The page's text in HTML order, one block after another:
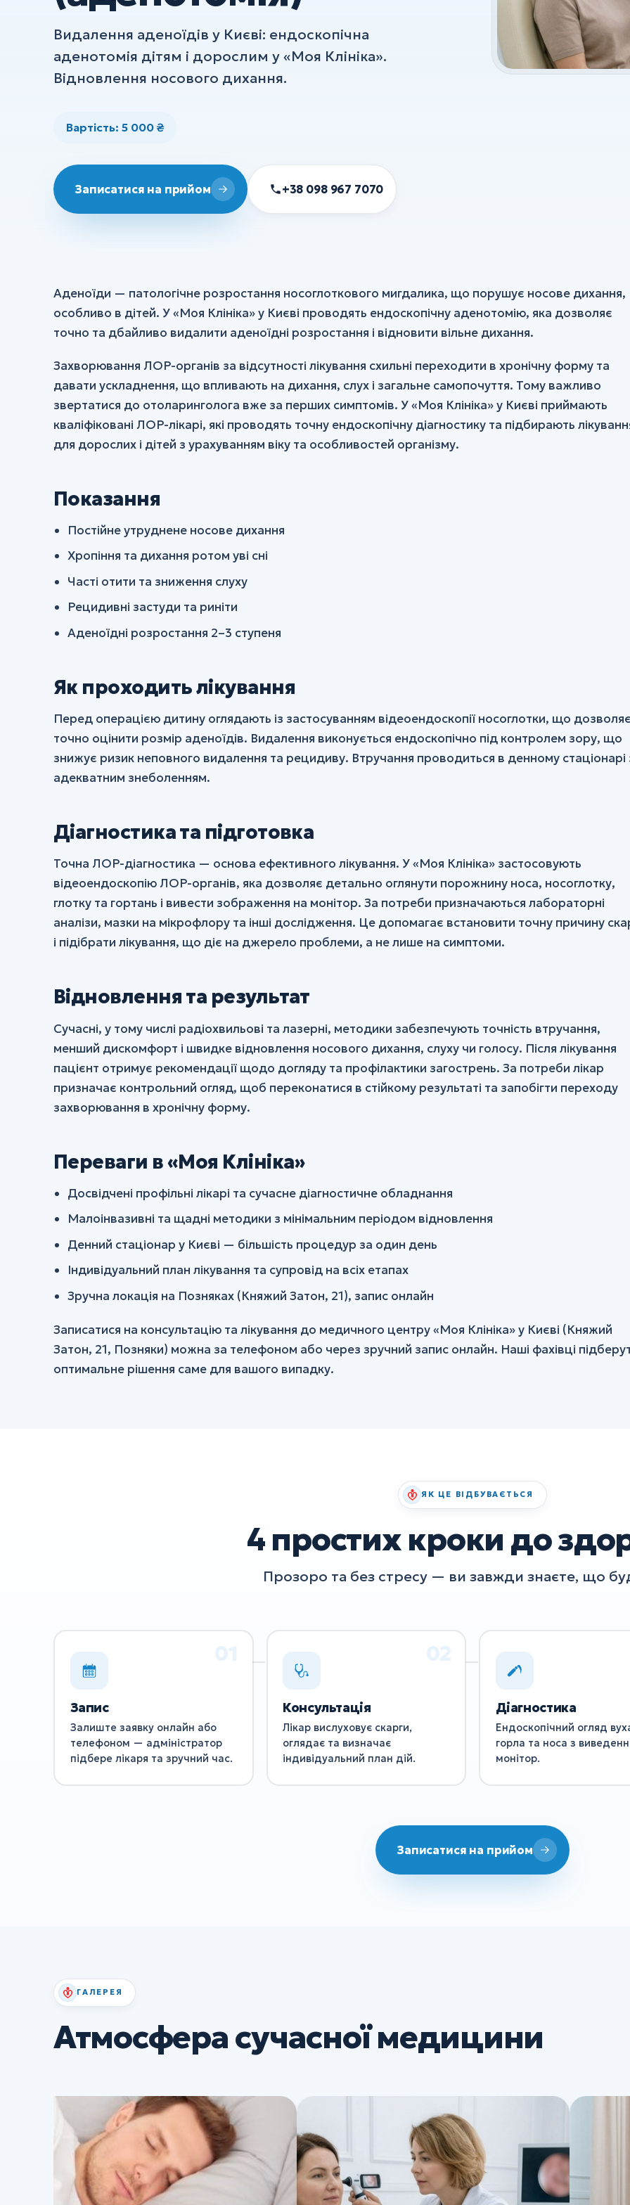
Хірургія
Ортопедія та травматологія
Анестезія
Всі послуги
Видалення аденоїдів у Києві: ендоскопічна
аденотомія дітям і дорослим у «Моя Клініка».
Відновлення носового дихання.
Вартість: 5 000 ₴
Записатися на прийом +38 098 967 7070
Аденоїди — патологічне розростання носоглоткового мигдалика, що порушує носове дихання,
особливо в дітей. У «Моя Клініка» у Києві проводять ендоскопічну аденотомію, яка дозволяє
точно та дбайливо видалити аденоїдні розростання і відновити вільне дихання.
Захворювання ЛОР-органів за відсутності лікування схильні переходити в хронічну форму та
давати ускладнення, що впливають на дихання, слух і загальне самопочуття. Тому важливо
звертатися до отоларинголога вже за перших симптомів. У «Моя Клініка» у Києві приймають
кваліфіковані ЛОР-лікарі, які проводять точну ендоскопічну діагностику та підбирають
для дорослих і дітей з урахуванням віку та особливостей організму.
Показання
Постійне утруднене носове дихання
Хропіння та дихання ротом уві сні
Часті отити та зниження слуху
Рецидивні застуди та риніти
Аденоїдні розростання 2–3 ступеня
Як проходить лікування
Перед операцією дитину оглядають із застосуванням відеоендоскопії носоглотки, що
точно оцінити розмір аденоїдів. Видалення виконується ендоскопічно під контролем зору, що
знижує ризик неповного видалення та рецидиву. Втручання проводиться в денному стаціонарі
адекватним знеболенням.
Діагностика та підготовка
Точна ЛОР-діагностика — основа ефективного лікування. У «Моя Клініка» застосовують
відеоендоскопію ЛОР-органів, яка дозволяє детально оглянути порожнину носа, носоглотку,
глотку та гортань і вивести зображення на монітор. За потреби призначаються лабораторні
аналізи, мазки на мікрофлору та інші дослідження. Це допомагає встановити точну причину
і підібрати лікування, що діє на джерело проблеми, а не лише на симптоми.
Відновлення та результат
Сучасні, у тому числі радіохвильові та лазерні, методики забезпечують точність втручання,
менший дискомфорт і швидке відновлення носового дихання, слуху чи голосу. Після лікування
пацієнт отримує рекомендації щодо догляду та профілактики загострень. За потреби лікар
призначає контрольний огляд, щоб переконатися в стійкому результаті та запобігти переходу
захворювання в хронічну форму.
Переваги в «Моя Клініка»
Досвідчені профільні лікарі та сучасне діагностичне обладнання
Малоінвазивні та щадні методики з мінімальним періодом відновлення
Денний стаціонар у Києві — більшість процедур за один день
Індивідуальний план лікування та супровід на всіх етапах
Зручна локація на Позняках (Княжий Затон, 21), запис онлайн
Записатися на консультацію та лікування до медичного центру «Моя Клініка» у Києві (Княжий
Затон, 21, Позняки) можна за телефоном або через зручний запис онлайн. Наші фахівці
оптимальне рішення саме для вашого випадку.
ЯК ЦЕ ВІДБУВАЄТЬСЯ
4 простих кроки до
Прозоро та без стресу — ви завжди знаєте, що
Запис
Залиште заявку онлайн або
телефоном — адміністратор
підбере лікаря та зручний час.
Консультація
Лікар вислуховує скарги,
оглядає та визначає
індивідуальний план дій.
Діагностика
Ендоскопічний огляд
горла та носа з
монітор.
Записатися на прийом
ГАЛЕРЕЯ
Атмосфера сучасної медицини